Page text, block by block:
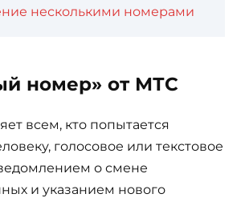
несколькими номерами
номер» от МТС
всем, кто попытается
голосовое или текстовое
о смене
и указанием нового